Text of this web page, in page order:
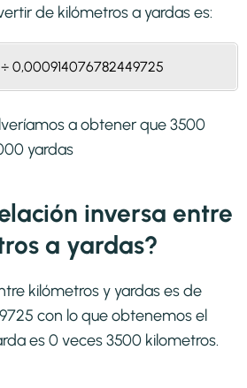
de kilómetros a yardases:
0,000914076782449725
a obtener que 3500
yardas
inversa entre
a yardas?
kilómetros y yardas es de
con lo que obtenemos el
es 0 veces 3500 kilometros.